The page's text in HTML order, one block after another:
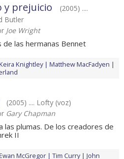
y prejuicio
(2005) ....
Butler
Joe Wright
de las hermanas Bennet
Knightley
Matthew MacFadyen
(2005) .... Lofty (voz)
Gary Chapman
las plumas. De los creadores de
II
McGregor Tim Curry
John